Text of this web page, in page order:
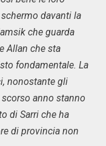
davanti la
che guarda
Allan che sta
fondamentale. La
nonostante gli
anno stanno
di Sarri che ha
di provincia non